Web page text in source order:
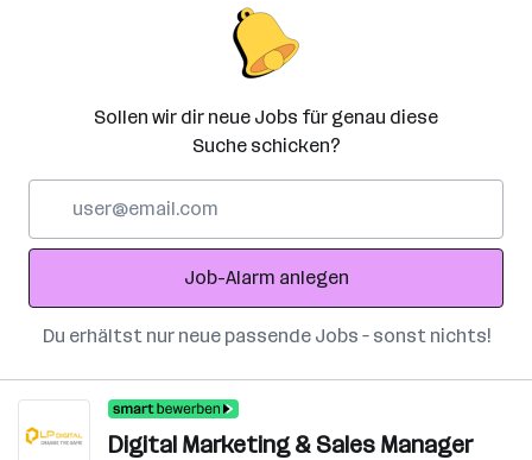
Sollen wir dir neue Jobs für genau diese
Suche schicken?
Adresse
Job-Alarm anlegen
Du erhältst nur neue passende Jobs – sonst nichts!
Digital Marketing & Sales Manager